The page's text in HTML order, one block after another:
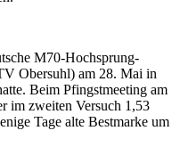
M70-Hochsprung-
Obersuhl) am 28. Mai in
Beim Pfingstmeeting am
im zweiten Versuch 1,53
Tage alte Bestmarke um